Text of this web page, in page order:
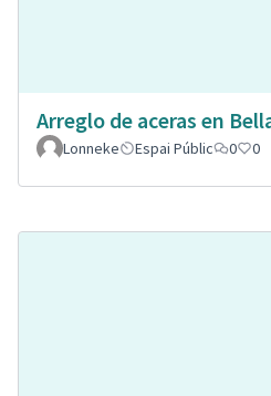
Arreglo de aceras en
Lonneke
Espai Públic 0 0